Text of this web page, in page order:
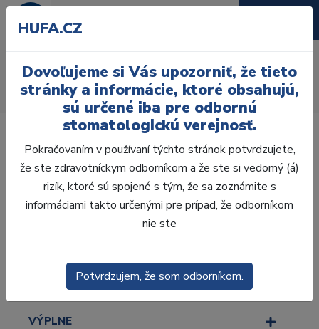
Úvod Ordinácia Endodoncia
Gutaperčové čapy
Konicita .06
Laboratórium, Zub.
technika
ODLTAČKOVANIE
VÝPLNE
HUFA.CZ
Dovoľujeme si Vás upozorniť, že tieto
stránky a informácie, ktoré obsahujú,
sú určené iba pre odbornú
stomatologickú verejnosť.
Pokračovaním v používaní týchto stránok potvrdzujete,
že ste zdravotníckym odborníkom a že ste si vedomý (á)
rizík, ktoré sú spojené s tým, že sa zoznámite s
informáciami takto určenými pre prípad, že odborníkom
nie ste
Potvrdzujem, že som odborníkom.